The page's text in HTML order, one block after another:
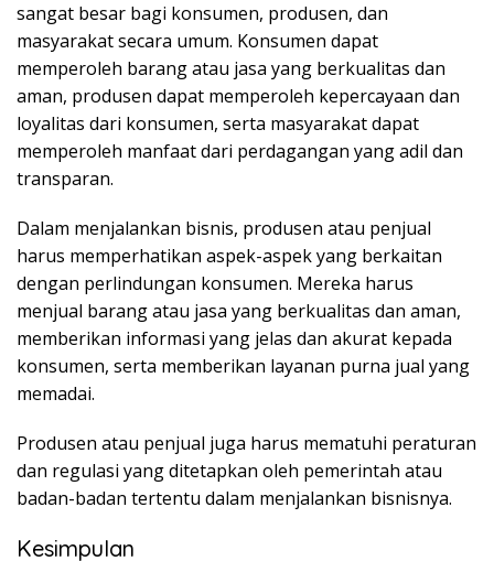
sangat besar bagi konsumen, produsen, dan
masyarakat secara umum. Konsumen dapat
memperoleh barang atau jasa yang berkualitas dan
aman, produsen dapat memperoleh kepercayaan dan
loyalitas dari konsumen, serta masyarakat dapat
memperoleh manfaat dari perdagangan yang adil dan
transparan.
Dalam menjalankan bisnis, produsen atau penjual
harus memperhatikan aspek-aspek yang berkaitan
dengan perlindungan konsumen. Mereka harus
menjual barang atau jasa yang berkualitas dan aman,
memberikan informasi yang jelas dan akurat kepada
konsumen, serta memberikan layanan purna jual yang
memadai.
Produsen atau penjual juga harus mematuhi peraturan
dan regulasi yang ditetapkan oleh pemerintah atau
badan-badan tertentu dalam menjalankan bisnisnya.
Kesimpulan